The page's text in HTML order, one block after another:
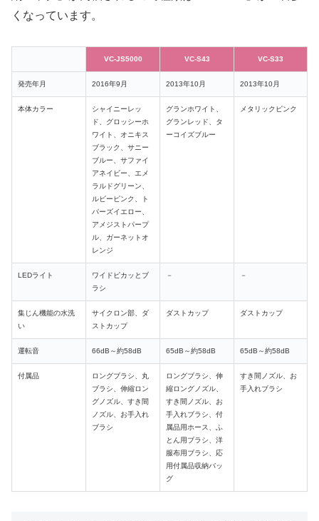
くなっています。
VC-JS5000 VC-S43 VC-S33
発売年月 2016年9月 2013年10月 2013年10月
本体カラー
シャイニーレッ
ド、グロッシーホ
ワイト、オニキス
ブラック、サニー
ブルー、サファイ
アネイビー、エメ
ラルドグリーン、
ルビーピンク、ト
パーズイエロー、
アメジストパープ
ル、ガーネットオ
レンジ
グランホワイト、
グランレッド、タ
ーコイズブルー
メタリックピンク
LEDライト
ワイドピカッとブ
ラシ
－ －
集じん機能の水洗
い
サイクロン部 、ダ
ストカップ
ダストカップ ダストカップ
運転音 66dB～約58dB 65dB ～約58dB 65dB ～約58dB
付属品 ロングブラシ、 丸
ブラシ 、伸縮ロン
グノズル、すき間
ノズル、お手入れ
ブラシ
ロングブラシ、伸
縮ロングノズル、
すき間ノズル、お
手入れブラシ、 付
属品用ホース、ふ
とん用ブラシ、洋
服布用ブラシ、応
用付属品収納バッ
グ
すき間ノズル、お
手入れブラシ